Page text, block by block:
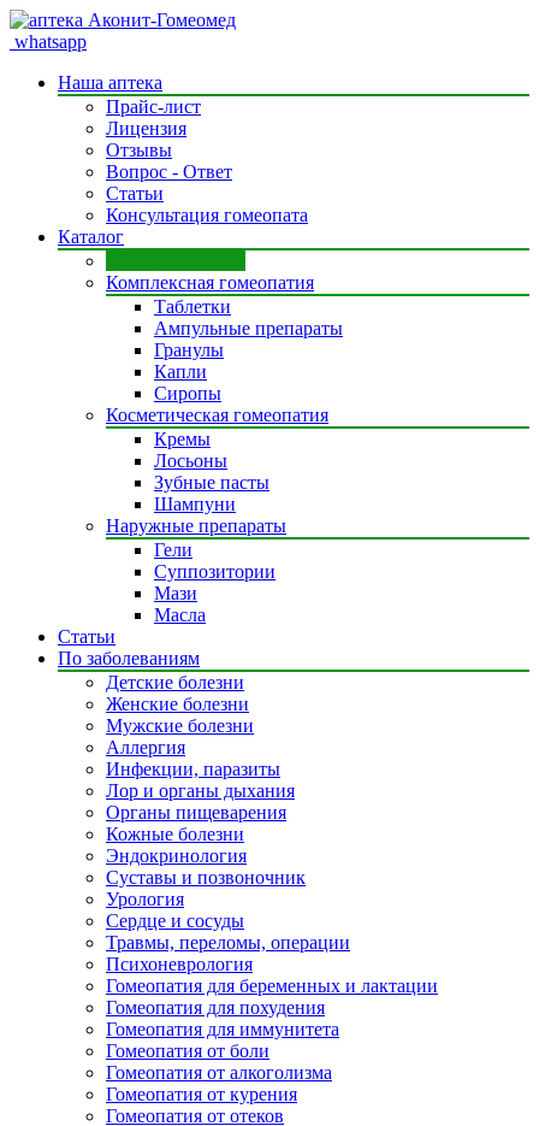
whatsapp
Наша аптека
Прайс-лист
Лицензия
Отзывы
Вопрос - Ответ
Статьи
Консультация гомеопата
Каталог
Комплексная гомеопатия
Таблетки
Ампульные препараты
Гранулы
Капли
Сиропы
Косметическая гомеопатия
Кремы
Лосьоны
Зубные пасты
Шампуни
Наружные препараты
Гели
Суппозитории
Мази
Масла
Статьи
По заболеваниям
Детские болезни
Женские болезни
Мужские болезни
Аллергия
Инфекции, паразиты
Лор и органы дыхания
Органы пищеварения
Кожные болезни
Эндокринология
Суставы и позвоночник
Урология
Сердце и сосуды
Травмы, переломы, операции
Психоневрология
Гомеопатия для беременных и лактации
Гомеопатия для похудения
Гомеопатия для иммунитета
Гомеопатия от боли
Гомеопатия от алкоголизма
Гомеопатия от курения
Гомеопатия от отеков